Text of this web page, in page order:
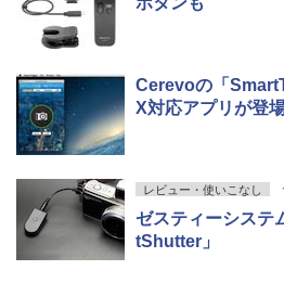
Cerevoの「
X対応アプリが登
レビュー・使いこなし
ゼスティーシステ
tShutter」